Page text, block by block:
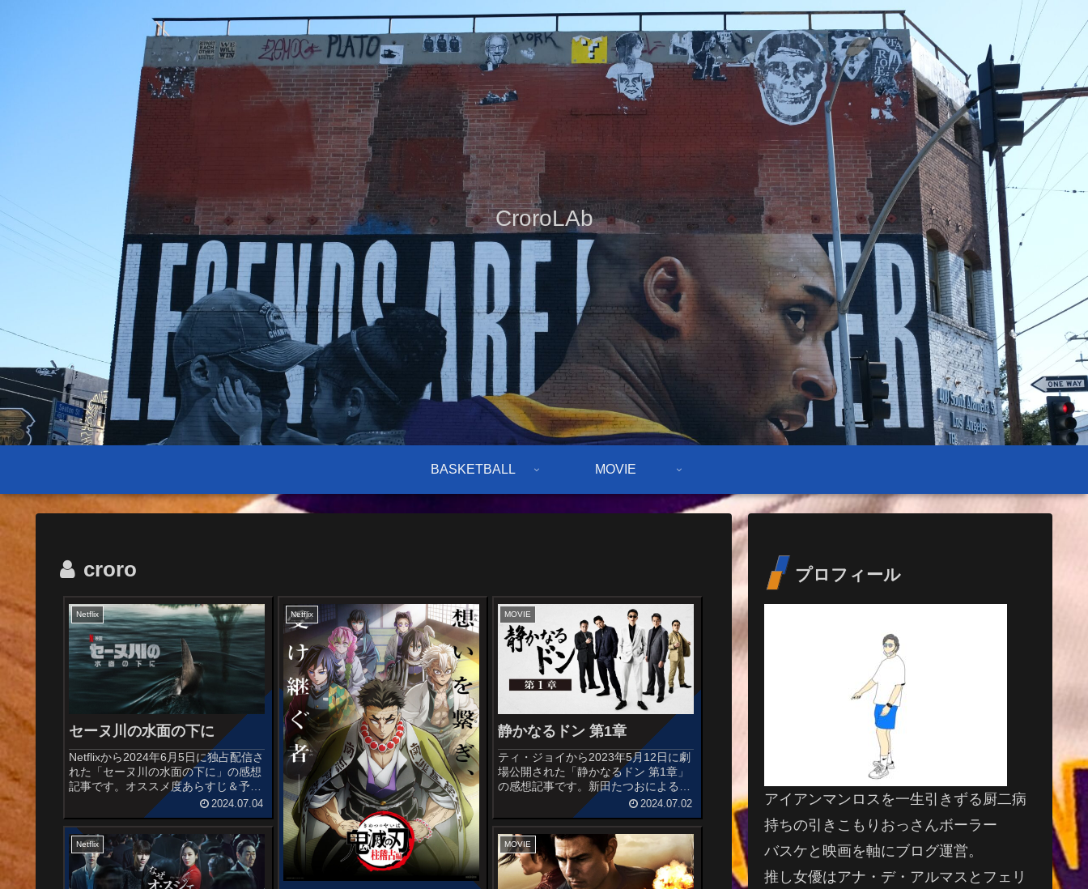
CroroLAb
BASKETBALL MOVIE
croro
Netflix
セーヌ川の水面の下に
Netflixから2024年6月5日に独占配信さ
れた「セーヌ川の水面の下に」の感想
記事です。オススメ度あらすじ＆予告
編トライアスロンの国際大会を控えた
パリで、セーヌ川に巨大ザメが出現。
流血の惨事を防ぐため、ひとりの科学
者は自らの悲惨な過去に...
2024.07.04
Netflix MOVIE
静かなるドン 第1章
ティ・ジョイから2023年5月12日に劇
場公開された「静かなるドン 第1章」
の感想記事です。新田たつおによる同
名漫画を原作とした実写映画化で
す。 ドラマ化、映画化、舞台化と
様々な実写を経て再三の実写化人気シ
リーズです。オススメ度あらすじ＆...
2024.07.02
Netflix MOVIE
プロフィール
アイアンマンロスを一生引きずる厨二病
持ちの引きこもりおっさんボーラー
バスケと映画を軸にブログ運営。
推し女優はアナ・デ・アルマスとフェリ